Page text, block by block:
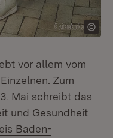
vor allem vom
Zum
Mai schreibt das
und Gesundheit
Baden-